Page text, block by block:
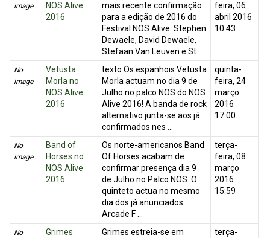
image
NOS Alive
2016
mais recente confirmação
para a edição de 2016 do
Festival NOS Alive. Stephen
Dewaele, David Dewaele,
Stefaan Van Leuven e St ...
feira, 06
abril 2016
10:43
No
image
Vetusta
Morla no
NOS Alive
2016
texto Os espanhois Vetusta
Morla actuam no dia 9 de
Julho no palco NOS do NOS
Alive 2016! A banda de rock
alternativo junta-se aos já
confirmados nes ...
quinta-
feira, 24
março
2016
17:00
No
image
Band of
Horses no
NOS Alive
2016
Os norte-americanos Band
Of Horses acabam de
confirmar presença dia 9
de Julho no Palco NOS. O
quinteto actua no mesmo
dia dos já anunciados
Arcade F ...
terça-
feira, 08
março
2016
15:59
No
Grimes
Grimes estreia-se em
terça-